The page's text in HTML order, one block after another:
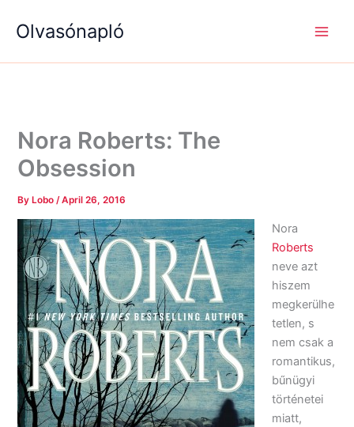
Olvasónapló
Nora Roberts: The
Obsession
By Lobo/April 26, 2016
Nora
Roberts
neve azt
hiszem
megkerülhe
tetlen, s
nem csak a
romantikus,
bűnügyi
történetei
miatt,
e
a
é
g
k
é
g
k